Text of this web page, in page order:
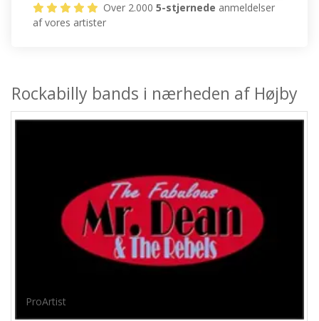
Over 2.0005-stjernede anmeldelser
af vores artister
Rockabilly bands i nærheden af Højby
ProArtist